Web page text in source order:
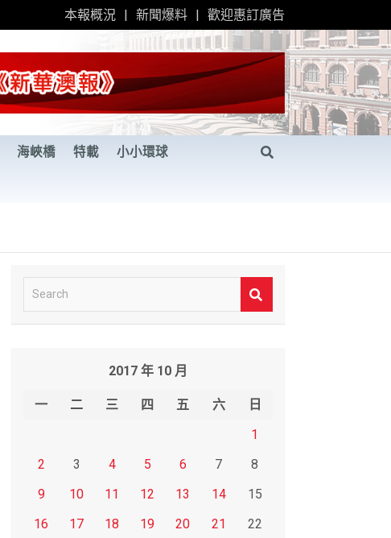
本報概況 新聞爆料 歡迎惠訂廣告
海峽橋 特載 小小環球
e
2017 年 10 月
一 二 三 四 五 六
日
1
2
3 4 5 6 7
8
9
10 11 12 13 14
15
16
17 18 19 20 21
22